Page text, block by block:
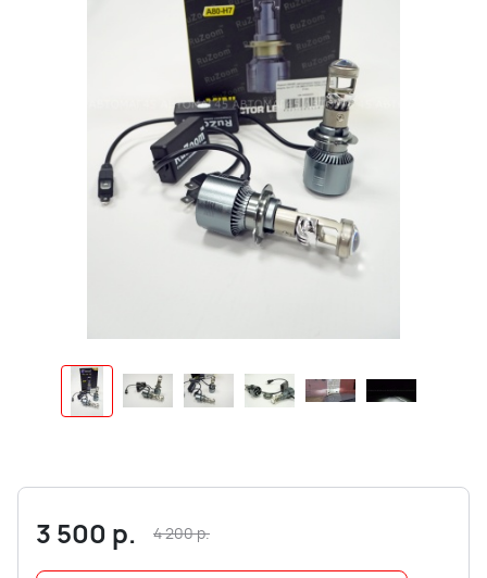
3 500 р. 4 200р.